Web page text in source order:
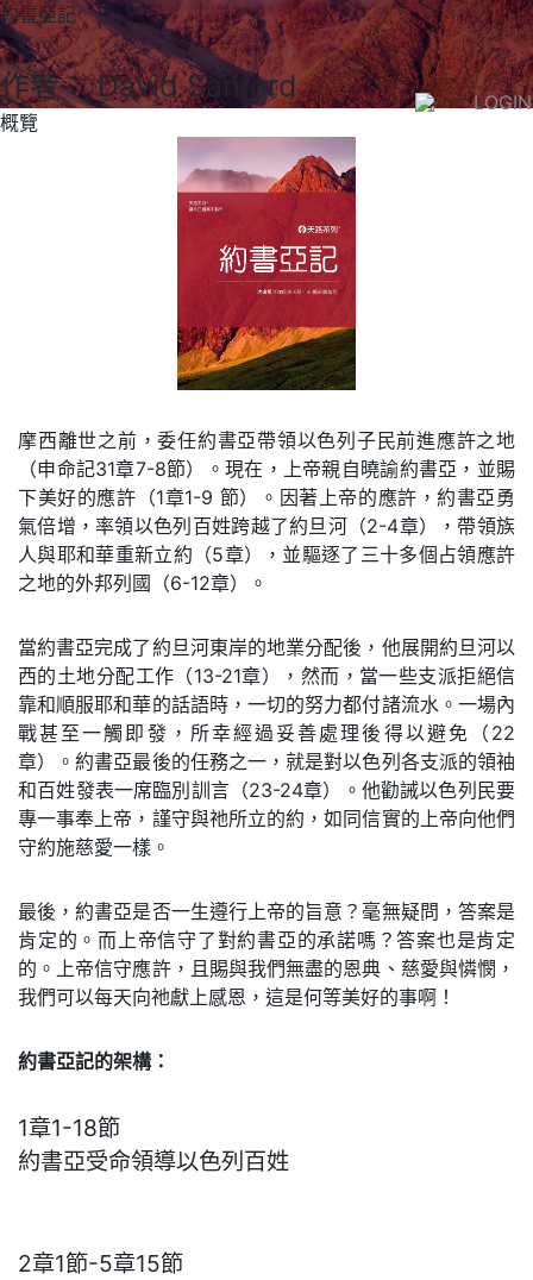
LOGIN
約書亞記
作者： David Sanford
概覽
摩西離世之前，委任約書亞帶領以色列子民前進應許之地
（申命記31章7-8節）。現在，上帝親自曉諭約書亞，並賜
下美好的應許（1章1-9 節）。因著上帝的應許，約書亞勇
氣倍增，率領以色列百姓跨越了約旦河（2-4章），帶領族
人與耶和華重新立約（5章），並驅逐了三十多個占領應許
之地的外邦列國（6-12章）。
當約書亞完成了約旦河東岸的地業分配後，他展開約旦河以
西的土地分配工作（13-21章），然而，當一些支派拒絕信
靠和順服耶和華的話語時，一切的努力都付諸流水。一場內
戰甚至一觸即發，所幸經過妥善處理後得以避免（22
章）。約書亞最後的任務之一，就是對以色列各支派的領袖
和百姓發表一席臨別訓言（23-24章）。他勸誡以色列民要
專一事奉上帝，謹守與祂所立的約，如同信實的上帝向他們
守約施慈愛一樣。
最後，約書亞是否一生遵行上帝的旨意？毫無疑問，答案是
肯定的。而上帝信守了對約書亞的承諾嗎？答案也是肯定
的。上帝信守應許，且賜與我們無盡的恩典、慈愛與憐憫，
我們可以每天向祂獻上感恩，這是何等美好的事啊！
約書亞記的架構：
1章1-18節
約書亞受命領導以色列百姓
2章1節-5章15節